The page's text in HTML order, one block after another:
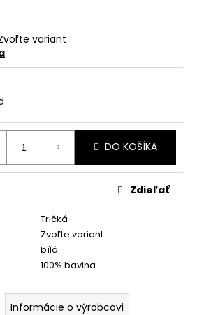
variant
DO KOŠÍKA
Tričká
Zvoľte variant
bílá
100% bavlna
Zdieľať
Informácie o výrobcovi